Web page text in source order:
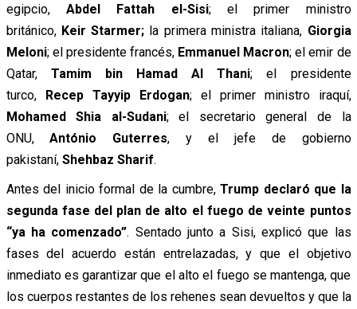
egipcio, Abdel Fattah el-Sisi; el primer ministro
británico, Keir Starmer; la primera ministra italiana, Giorgia
Meloni; el presidente francés, Emmanuel Macron; el emir de
Qatar, Tamim bin Hamad Al Thani; el presidente
turco, Recep Tayyip Erdogan; el primer ministro iraquí,
Mohamed
Shia al-Sudani; el secretario general de la
ONU,António Guterres, y el jefe de gobierno
pakistaní, Shehbaz Sharif.
Antes del inicio formal de la cumbre, Trump declaró que la
segunda fase del plan de alto el fuego de veinte puntos
“ya ha comenzado”. Sentado junto a Sisi, explicó que las
fases del acuerdo están entrelazadas, y que el objetivo
inmediato es garantizar que el alto el fuego se mantenga, que
los cuerpos restantes de los rehenes sean devueltos y que la